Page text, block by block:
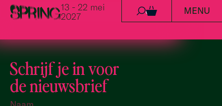
Ga naar de inhoud
13 - 22 mei
2027
0 MENU
Schrijf je in voor
de nieuwsbrief